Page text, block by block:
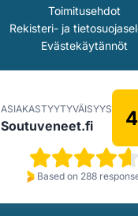
Toimitusehdot
Rekisteri- ja
Evästekäytännöt
ASIAKASTYYTYVÄISYYS
Soutuveneet.fi
Based on 288